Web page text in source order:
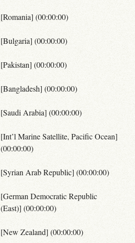
[Romania] (00:00:00)
[Bulgaria] (00:00:00)
[Pakistan] (00:00:00)
[Bangladesh] (00:00:00)
[Saudi Arabia] (00:00:00)
[Int’l Marine Satellite, Pacific Ocean]
(00:00:00)
[Syrian Arab Republic] (00:00:00)
[German Democratic Republic
(East)] (00:00:00)
[New Zealand] (00:00:00)